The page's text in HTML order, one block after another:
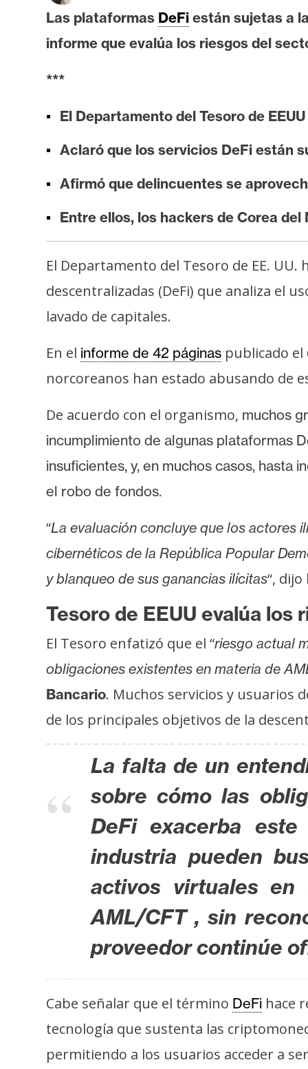
s
i
N
t
s
e
P
r
n
s
T
m
a
s
e
c
r
s
o
s
C
n
t
t
o
a
d
Las plataformas DeFi están sujetas a
informe que evalúa los riesgos del
***
El Departamento del Tesoro de
Aclaró que los servicios DeFi están
Afirmó que delincuentes se
Entre ellos, los hackers de Corea
El Departamento del Tesoro de EE.
descentralizadas (DeFi) que analiza el
lavado de capitales.
En el informe de 42 páginas publicado el
norcoreanos han estado abusando de
De acuerdo con el organismo, muchos
incumplimiento de algunas plataformas
insuficientes, y, en muchos casos,
el robo de fondos.
“La evaluación concluye que los actores
cibernéticos de la República Popular
y blanqueo de sus ganancias ilícitas“,
Tesoro de EEUU evalúa los
El Tesoro enfatizó que el “riesgo actual
obligaciones existentes en materia de
Bancario. Muchos servicios y usuarios
de los principales objetivos de la
La falta de un
sobre cómo las
DeFi exacerba
industria pueden
activos virtuales
AML/CFT , sin
proveedor continúe
Cabe señalar que el término DeFi hace
tecnología que sustenta las
permitiendo a los usuarios acceder a